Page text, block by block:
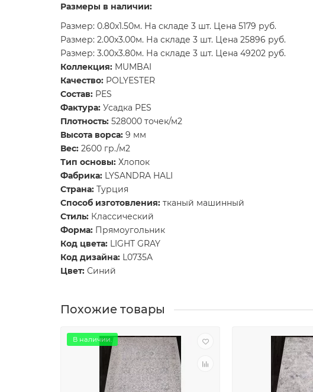
Размеры в наличии:
Размер: 0.80x1.50м. На складе 3 шт. Цена 5179 руб.
Размер: 2.00x3.00м. На складе 3 шт. Цена 25896 руб.
Размер: 3.00x3.80м. На складе 3 шт. Цена 49202 руб.
Коллекция: MUMBAI
Качество: POLYESTER
Состав: PES
Фактура: Усадка PES
Плотность: 528000 точек/м2
Высота ворса: 9 мм
Вес: 2600 гр./м2
Тип основы: Хлопок
Фабрика: LYSANDRA HALI
Страна: Турция
Способ изготовления: тканый машинный
Стиль: Классический
Форма: Прямоугольник
Код цвета: LIGHT GRAY
Код дизайна: L0735A
Цвет: Синий
Похожие товары
В наличии.